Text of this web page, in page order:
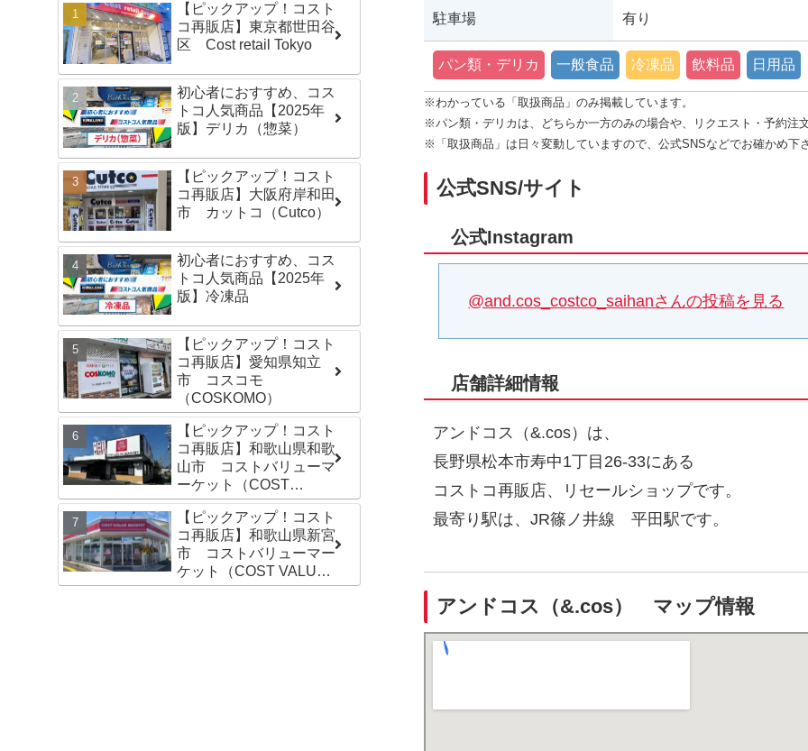
駐車場 有り
パン類・デリカ 一般食品 冷凍品 飲料品 日用品
※わかっている「取扱商品」のみ掲載しています。
※パン類・デリカは、どちらか一方のみの場合や、リクエスト・予約注
※「取扱商品」は日々変動していますので、公式SNSなどでお確かめ下
公式SNS/サイト
公式Instagram
@and.cos_costco_saihanさんの投稿を見る
店舗詳細情報
アンドコス（&.cos）は、
長野県松本市寿中1丁目26-33にある
コストコ再販店、リセールショップです。
最寄り駅は、JR篠ノ井線 平田駅です。
アンドコス（&.cos） マップ情報
【ピックアップ！コスト
コ再販店】東京都世田谷
区 Cost retail Tokyo
初心者におすすめ、コス
トコ人気商品【2025年
版】デリカ（惣菜）
【ピックアップ！コスト
コ再販店】大阪府岸和田
市 カットコ（Cutco）
初心者におすすめ、コス
トコ人気商品【2025年
版】冷凍品
【ピックアップ！コスト
コ再販店】愛知県知立
市 コスコモ
（COSKOMO）
【ピックアップ！コスト
コ再販店】和歌山県和歌
山市 コストバリューマ
ーケット（COST
VALUE MARKET）島崎
店
【ピックアップ！コスト
コ再販店】和歌山県新宮
市 コストバリューマー
ケット（COST VALUE
MARKET）新宮店